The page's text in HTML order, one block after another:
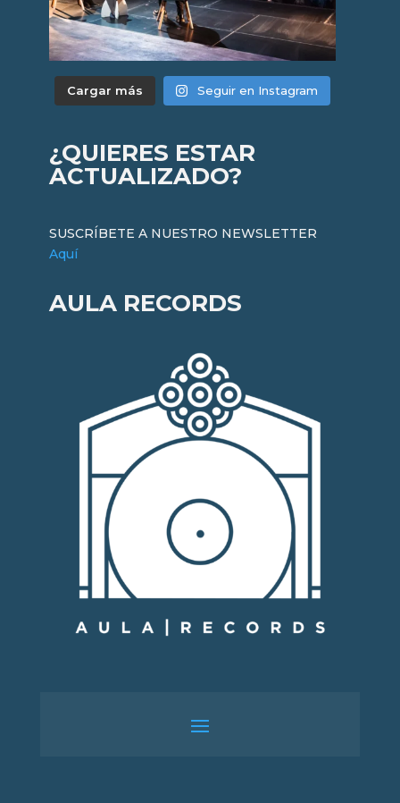
Cargar más Seguir en Instagram
¿QUIERES ESTAR
ACTUALIZADO?
SUSCRÍBETE A NUESTRO NEWSLETTER
Aquí
AULA RECORDS